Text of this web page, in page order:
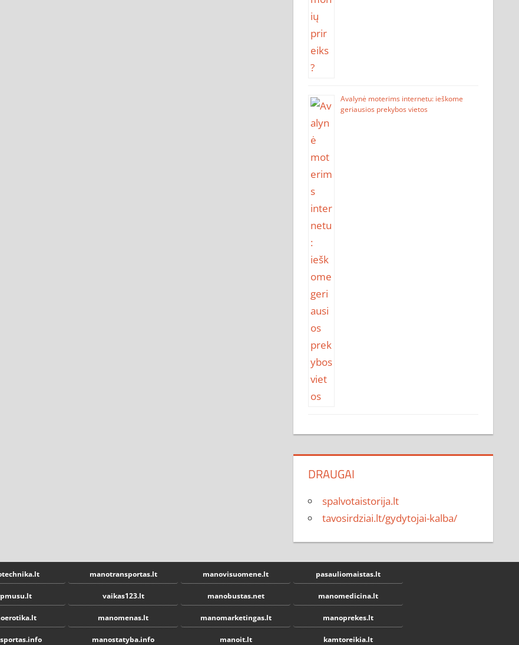
Avalynė moterims internetu: ieškome
geriausios prekybos vietos
DRAUGAI
spalvotaistorija.lt
tavosirdziai.lt/gydytojai-kalba/
manotransportas.lt manovisuomene.lt pasauliomaistas.lt
vaikas123.lt manobustas.net manomedicina.lt
manomenas.lt manomarketingas.lt manoprekes.lt
manostatyba.info manoit.lt kamtoreikia.lt